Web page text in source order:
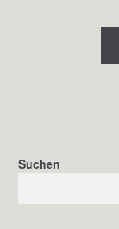
Suchen